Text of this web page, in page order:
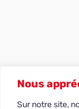
Nous
Sur notre site,